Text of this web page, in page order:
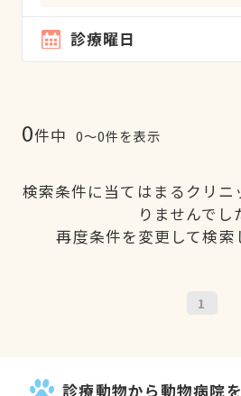
診療曜日
0件中 0〜0件を表示
検索条件に当てはまるクリニ
りませんでし
再度条件を変更して検索
1
診療動物から動物病院